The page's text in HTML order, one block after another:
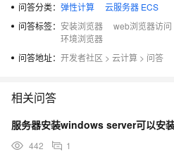
问答分类： 弹性计算
云服务器 ECS
问答标签： 安装浏览器 web浏览器访问
环境浏览器
问答地址： 开发者社区 > 云计算 > 问答
相关问答
服务器安装windows server可以安装
442 1